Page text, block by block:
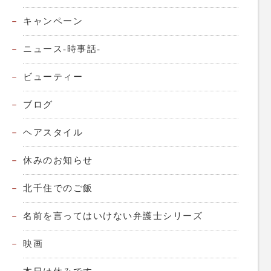
キャンペーン
ニュース-時事話-
ビューティー
ブログ
ヘアスタイル
休みのお知らせ
北千住でのご飯
名前を言ってはいけない弁護士シリーズ
映画